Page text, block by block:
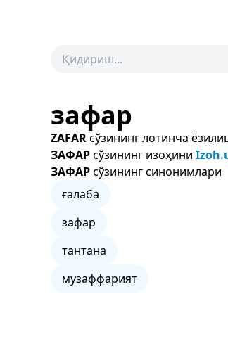
зафар
ZAFARсўзининг лотинча
ЗАФАРсўзининг изоҳини
ЗАФАРсўзининг синонимлари
ғалаба
зафар
тантана
музаффарият